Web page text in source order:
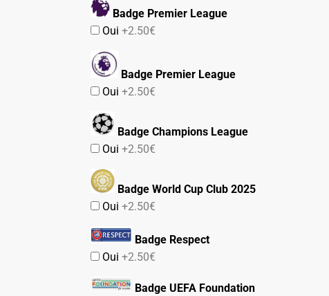
Badge Premier League
Oui+2.50€
Badge Premier League
Oui+2.50€
Badge Champions League
Oui+2.50€
Badge World Cup Club 2025
Oui+2.50€
Badge Respect
Oui+2.50€
Badge UEFA Foundation